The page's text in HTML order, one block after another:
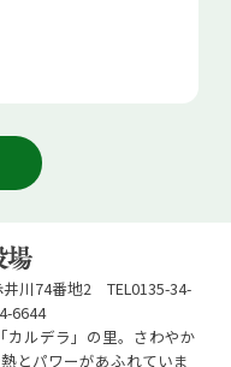
川74番地2 TEL0135-34-
6644
カルデラ」の里。さわやか
とパワーがあふれていま